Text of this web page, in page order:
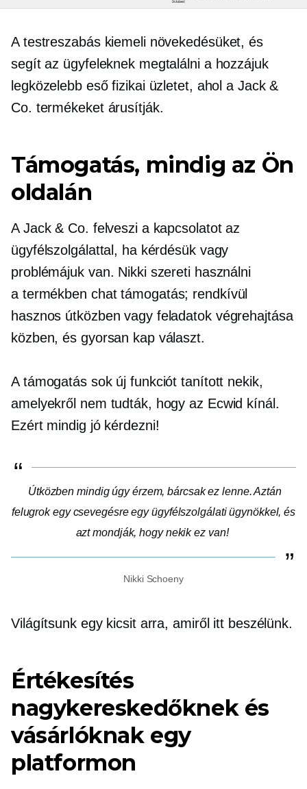
A testreszabás kiemeli növekedésüket, és
segít az ügyfeleknek megtalálni a hozzájuk
legközelebb eső fizikai üzletet, ahol a Jack &
Co. termékeket árusítják.
Támogatás, mindig az Ön
oldalán
A Jack & Co. felveszi a kapcsolatot az
ügyfélszolgálattal, ha kérdésük vagy
problémájuk van. Nikki szereti használni
a termékben chat támogatás; rendkívül
hasznos útközben vagy feladatok végrehajtása
közben, és gyorsan kap választ.
A támogatás sok új funkciót tanított nekik,
amelyekről nem tudták, hogy az Ecwid kínál.
Ezért mindig jó kérdezni!
Útközben mindig úgy érzem, bárcsak ez lenne. Aztán
felugrok egy csevegésre egy ügyfélszolgálati ügynökkel, és
azt mondják, hogy nekik ez van!
Nikki Schoeny
Világítsunk egy kicsit arra, amiről itt beszélünk.
Értékesítés
nagykereskedőknek és
vásárlóknak egy
platformon